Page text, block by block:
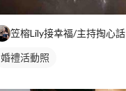
笠榕Lily接幸福/主持掏心話
婚禮活動照